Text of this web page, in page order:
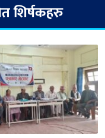
शिर्षकहरु